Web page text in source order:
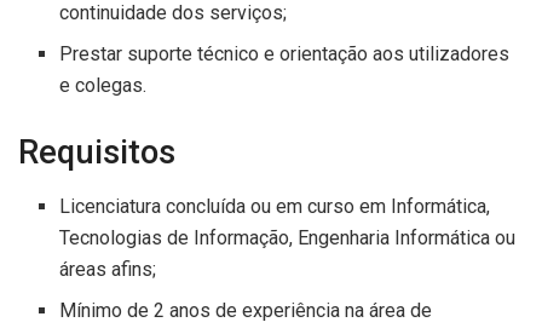
continuidade dos serviços;
Prestar suporte técnico e orientação aos utilizadores
e colegas.
Requisitos
Licenciatura concluída ou em curso em Informática,
Tecnologias de Informação, Engenharia Informática ou
áreas afins;
Mínimo de 2 anos de experiência na área de